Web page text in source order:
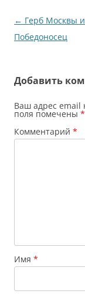
Навигация
по
← Герб Москвы
Победоносец
Добавить
Ваш адрес email
поля помечены *
Комментарий *
Имя *